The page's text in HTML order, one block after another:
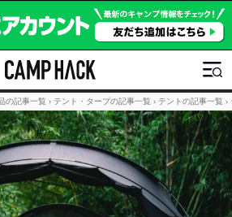
の記事一覧 › テント・タープの記事一覧 › テントの記事一覧 ›